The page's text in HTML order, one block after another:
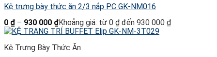
Kệ trưng bày thức ăn 2/3 nắp PC GK-NM016
0 ₫ – 930 000 ₫Khoảng giá: từ 0 ₫ đến 930 000 ₫
Kệ Trưng Bày Thức Ăn